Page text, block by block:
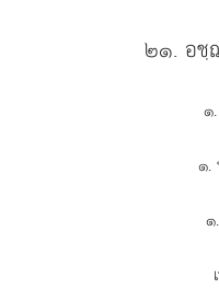
๒๑. อชฺ
๑
๑.
๑